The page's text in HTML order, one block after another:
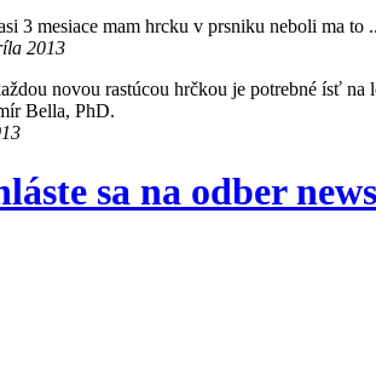
3 mesiace mam hrcku v prsniku neboli ma
2013
novou rastúcou hrčkou je potrebné ísť
Bella, PhD.
sa na odber